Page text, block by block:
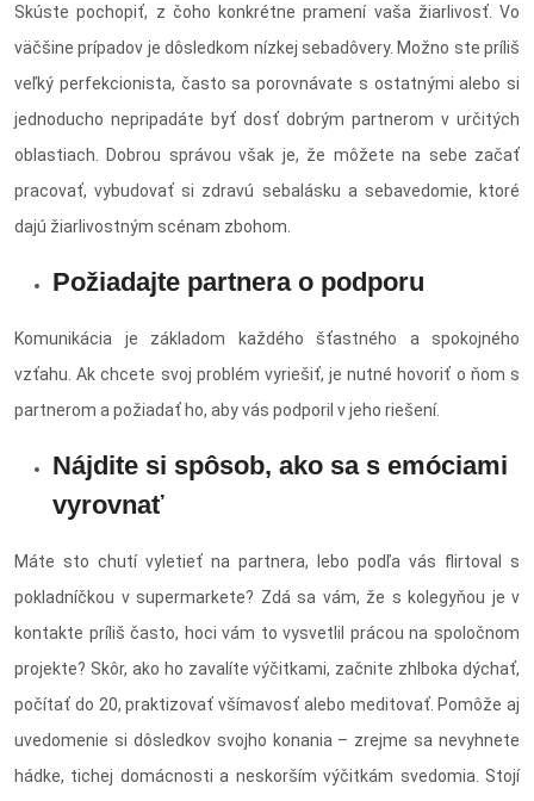
Skúste pochopiť, z čoho konkrétne pramení vaša žiarlivosť. Vo
väčšine prípadov je dôsledkom nízkej sebadôvery. Možno ste príliš
veľký perfekcionista, často sa porovnávate s ostatnými alebo si
jednoducho nepripadáte byť dosť dobrým partnerom v určitých
oblastiach. Dobrou správou však je, že môžete na sebe začať
pracovať, vybudovať si zdravú sebalásku a sebavedomie, ktoré
dajú žiarlivostným scénam zbohom.
Požiadajte partnera o podporu
Komunikácia je základom každého šťastného a spokojného
vzťahu. Ak chcete svoj problém vyriešiť, je nutné hovoriť o ňom s
partnerom a požiadať ho, aby vás podporil v jeho riešení.
Nájdite si spôsob, ako sa s emóciami
vyrovnať
Máte sto chutí vyletieť na partnera, lebo podľa vás flirtoval s
pokladníčkou v supermarkete? Zdá sa vám, že s kolegyňou je v
kontakte príliš často, hoci vám to vysvetlil prácou na spoločnom
projekte? Skôr, ako ho zavalíte výčitkami, začnite zhlboka dýchať,
počítať do 20, praktizovať všímavosť alebo meditovať. Pomôže aj
uvedomenie si dôsledkov svojho konania – zrejme sa nevyhnete
hádke, tichej domácnosti a neskorším výčitkám svedomia. Stojí